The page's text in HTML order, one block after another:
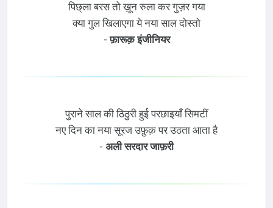
पिछ्ला बरस तो ख़ून रुला कर गुज़र गया
क्या गुल खिलाएगा ये नया साल दोस्तो
-फ़ारूक़ इंजीनियर
पुराने साल की ठिठुरी हुई परछाइयाँ सिमटीं
नए दिन का नया सूरज उफ़ुक़ पर उठता आता है
- अली सरदार जाफ़री